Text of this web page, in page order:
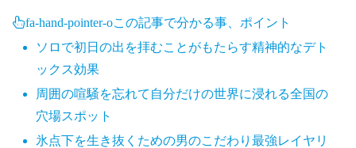
fa-hand-pointer-oこの記事で分かる事、ポイント
ソロで初日の出を拝むことがもたらす精神的なデト
ックス効果
周囲の喧騒を忘れて自分だけの世界に浸れる全国の
穴場スポット
氷点下を生き抜くための男のこだわり最強レイヤリ